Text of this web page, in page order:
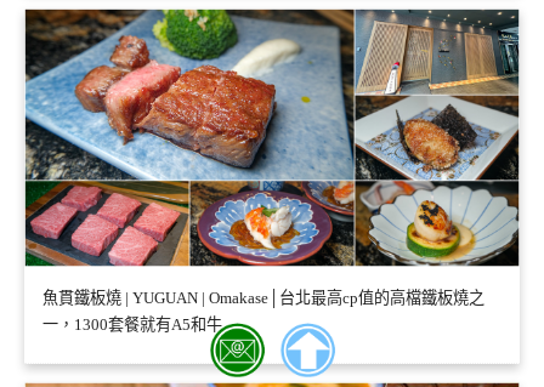
魚貫鐵板燒 | YUGUAN | Omakase│台北最高cp值的高檔鐵板燒之
一，1300套餐就有A5和牛